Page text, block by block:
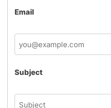
Email
Subject